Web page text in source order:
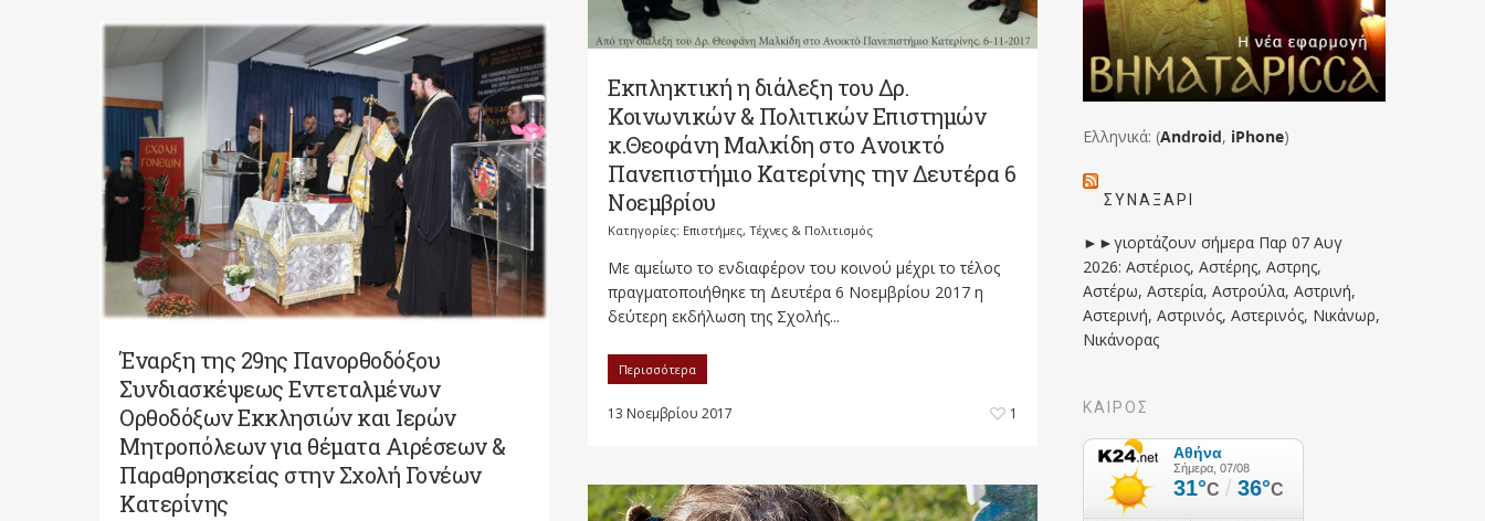
Εκπληκτική η διάλεξη του Δρ.
Κοινωνικών & Πολιτικών Επιστημών
κ.Θεοφάνη Μαλκίδη στο Ανοικτό
Πανεπιστήμιο Κατερίνης την Δευτέρα 6
Νοεμβρίου
Κατηγορίες: Επιστήμες, Τέχνες & Πολιτισμός
Με αμείωτο το ενδιαφέρον του κοινού μέχρι το τέλος
πραγματοποιήθηκε τη Δευτέρα 6 Νοεμβρίου 2017 η
δεύτερη εκδήλωση της Σχολής...
Περισσότερα
13 Νοεμβρίου 2017 1
Έναρξη της 29ης Πανορθοδόξου
Συνδιασκέψεως Εντεταλμένων
Ορθοδόξων Εκκλησιών και Ιερών
Μητροπόλεων για θέματα Αιρέσεων &
Παραθρησκείας στην Σχολή Γονέων
Κατερίνης
Ελληνικά: (Android, iPhone)
ΣΥΝΑΞΆΡΙ
►►γιορτάζουν σήμερα Παρ 07 Αυγ
2026: Αστέριος, Αστέρης, Αστρης,
Αστέρω, Αστερία, Αστρούλα, Αστρινή,
Αστερινή, Αστρινός, Αστερινός, Νικάνωρ,
Νικάνορας
ΚΑΙΡΟΣ